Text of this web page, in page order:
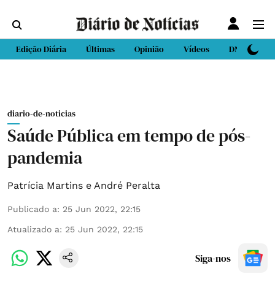
Edição Diária Últimas Opinião Vídeos DN Sport
diario-de-noticias
Saúde Pública em tempo de pós-
pandemia
Patrícia Martins e André Peralta
Publicado a: 25 Jun 2022, 22:15
Atualizado a: 25 Jun 2022, 22:15
Siga-nos